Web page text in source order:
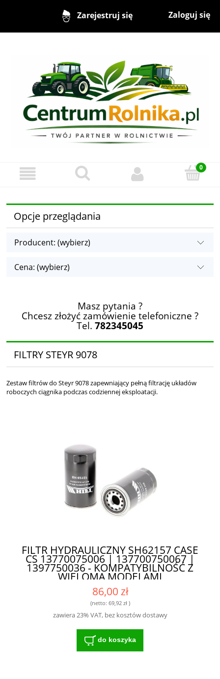
Zarejestruj się Zaloguj się
Opcje przeglądania
Producent: (wybierz)
Cena: (wybierz)
Masz pytania ?
Chcesz złożyć zamówienie telefoniczne ?
Tel. 782345045
FILTRY STEYR 9078
Zestaw filtrów do Steyr 9078 zapewniający pełną filtrację układów
roboczych ciągnika podczas codziennej eksploatacji.
FILTR HYDRAULICZNY SH62157 CASE
CS 13770075006 | 137700750067 |
1397750036 - KOMPATYBILNOŚĆ Z
WIELOMA MODELAMI
86,00 zł
(netto: 69,92 zł)
zawiera 23% VAT, bez kosztów dostawy
do koszyka